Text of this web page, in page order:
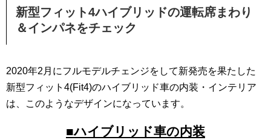
新型フィット4ハイブリッドの運転席まわり
＆インパネをチェック
2020年2月にフルモデルチェンジをして新発売を果たした
新型フィット4(Fit4)のハイブリッド車の内装・インテリア
は、このようなデザインになっています。
■ハイブリッド車の内装